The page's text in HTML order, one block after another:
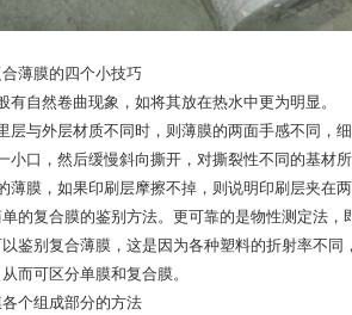
薄膜的四个小技巧
自然卷曲现象，如将其放在热水中更为明显。
与外层材质不同时，则薄膜的两面手感不同，
口，然后缓慢斜向撕开，对撕裂性不同的基材
膜，如果印刷层摩擦不掉，则说明印刷层夹在
复合膜的鉴别方法。更可靠的是物性测定法，
鉴别复合薄膜，这是因为各种塑料的折射率不
而可区分单膜和复合膜。
个组成部分的方法